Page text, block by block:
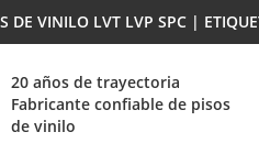
DE VINILO LVT LVP SPC |
20 años de trayectoria
Fabricante confiable de pisos
de vinilo